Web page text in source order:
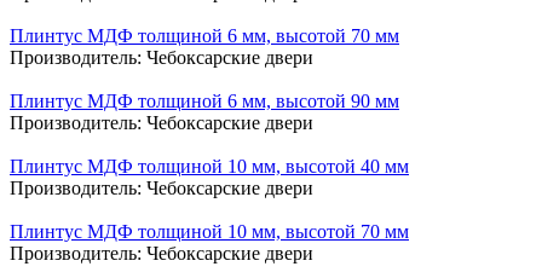
Плинтус МДФ толщиной 6 мм, высотой 70 мм
Производитель: Чебоксарские двери
Плинтус МДФ толщиной 6 мм, высотой 90 мм
Производитель: Чебоксарские двери
Плинтус МДФ толщиной 10 мм, высотой 40 мм
Производитель: Чебоксарские двери
Плинтус МДФ толщиной 10 мм, высотой 70 мм
Производитель: Чебоксарские двери